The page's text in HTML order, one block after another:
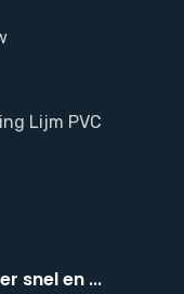
Lijm PVC
snel en ...